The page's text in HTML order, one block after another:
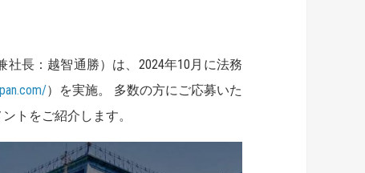
長：越智通勝）は、2024年10月に法務
）を実施。 多数の方にご応募いた
トをご紹介します。